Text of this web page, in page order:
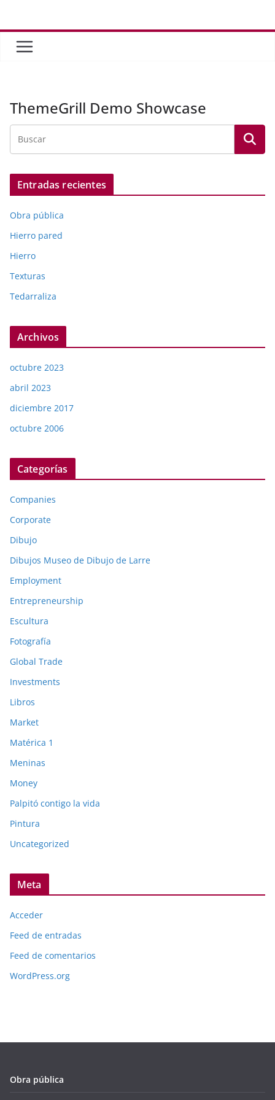
contenido
ThemeGrill Demo Showcase
Entradas recientes
Obra pública
Hierro pared
Hierro
Texturas
Tedarraliza
Archivos
octubre 2023
abril 2023
diciembre 2017
octubre 2006
Categorías
Companies
Corporate
Dibujo
Dibujos Museo de Dibujo de Larre
Employment
Entrepreneurship
Escultura
Fotografía
Global Trade
Investments
Libros
Market
Matérica 1
Meninas
Money
Palpitó contigo la vida
Pintura
Uncategorized
Meta
Acceder
Feed de entradas
Feed de comentarios
WordPress.org
Obra pública